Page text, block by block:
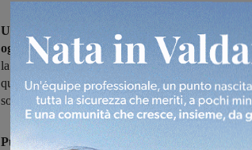
Un uomo di 63 anni è rimasto coinvolto nel
oggi in un incidente nei campi, avvenuto tra le
la Lama, nelle colline del comune di Castelfranco
quanto ricostruito, l’uomo è rimasto con
sotto al trattore con cui stava lavorando.
Purtroppo impossibilitato a chiedere aiuto,